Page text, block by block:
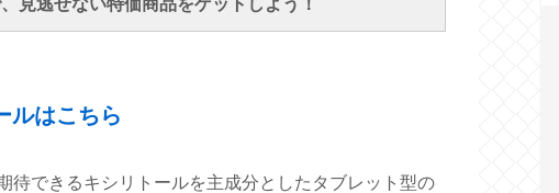
見逃せない特価商品をゲットしよう！
ルはこちら
待できるキシリトールを主成分としたタブレット型の